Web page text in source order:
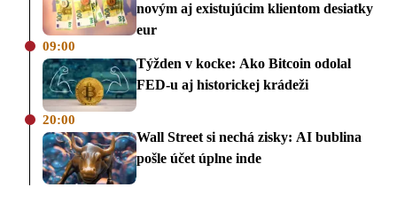
novým aj existujúcim klientom desiatky
eur
09:00
Týžden v kocke: Ako Bitcoin odolal
FED-u aj historickej krádeži
20:00
Wall Street si nechá zisky: AI bublina
pošle účet úplne inde